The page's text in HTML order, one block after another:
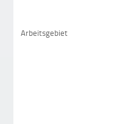
Arbeitsgebiet